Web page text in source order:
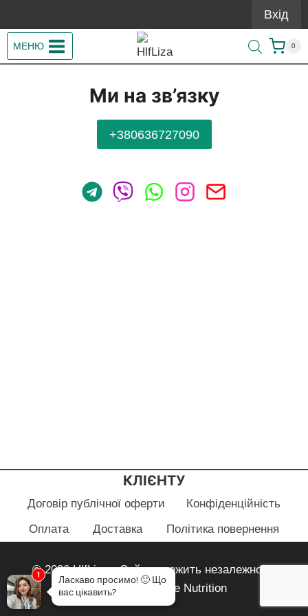
до
вмісту
Вхід
МЕНЮ 0
Ми на зв’язку
+380636727090
КЛІЄНТУ
Договір публічної оферти
Конфіденційність
Оплата
Доставка Політика повернення
© 2026 HlfLiza - Сайт належить незалежному
партнеру Herbalife Nutrition
1 Ласкаво просимо! 🙂 Що
вас цікавить?